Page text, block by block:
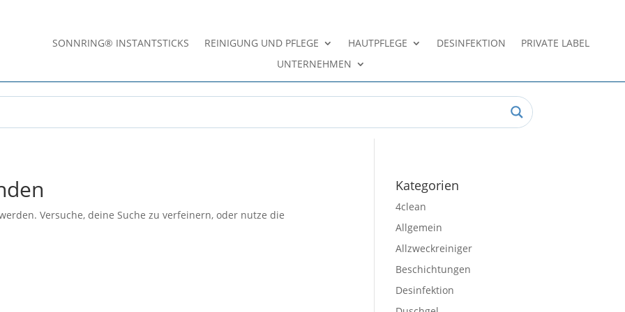
SONNRING® INSTANTSTICKS REINIGUNG UND PFLEGE HAUTPFLEGE DESINFEKTION
PRIVATE LABEL
UNTERNEHMEN
Versuche, deine Suche zu verfeinern, oder nutze die
Kategorien
4clean
Allgemein
Allzweckreiniger
Beschichtungen
Desinfektion